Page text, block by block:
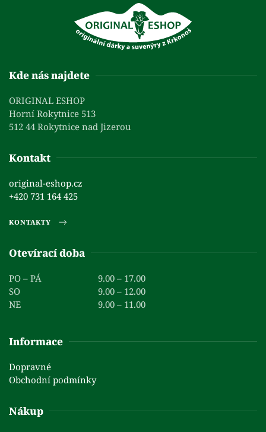
Kde nás najdete
ORIGINAL ESHOP
Horní Rokytnice 513
512 44 Rokytnice nad Jizerou
Kontakt
original-eshop.cz
+420 731 164 425
KONTAKTY
Otevírací doba
PO – PÁ
9.00 – 17.00
SO
9.00 – 12.00
NE
9.00 – 11.00
Informace
Dopravné
Obchodní podmínky
Nákup